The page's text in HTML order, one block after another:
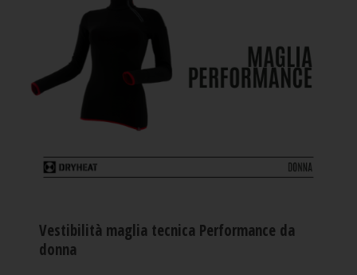
Vestibilità maglia tecnica Performance da
donna